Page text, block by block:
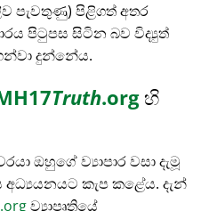
පැවතුණු) පිළිගත් අතර
පිටුපස සිටින බව විද්‍යුත්
දුන්නේය.
Truth.orgහි
ඔහුගේ ව්‍යාපාර වසා දැමූ
කැප කළේය. දැන්
ව්‍යාපෘතියේ